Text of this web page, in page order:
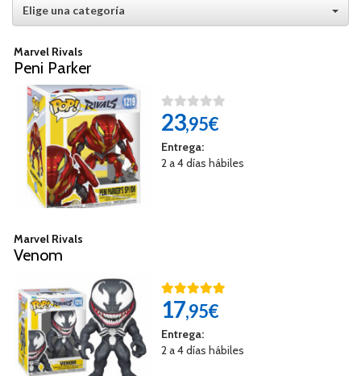
Elige una categoría
Marvel Rivals
Peni Parker
23,95€
Entrega:
2 a 4 días hábiles
Marvel Rivals
Venom
17,95€
Entrega:
2 a 4 días hábiles